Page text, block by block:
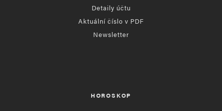
Detaily účtu
Aktuální číslo v PDF
Newsletter
HOROSKOP